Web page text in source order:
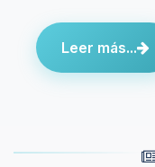
Leer más...